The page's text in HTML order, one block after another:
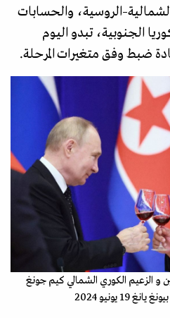
والحسابات
الجنوبية، تبدو اليوم
ضبط وفق متغيرات المرحلة.
و الزعيم الكوري الشمالي كيم جونغ
يونيو 2024